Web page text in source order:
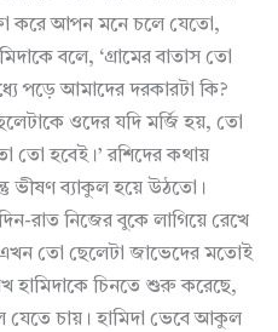
করে আপন মনে চলে যেতো,
বলে, ‘গ্রামের বাতাস তো
পড়ে আমাদের দরকারটা কি?
ওদের যদি মর্জি হয়, তো
তো হবেই।’ রশিদের কথায়
ভীষণ ব্যাকুল হয়ে উঠতো।
রাত নিজের বুকে লাগিয়ে রেখে
এখন তো ছেলেটা জাভেদের মতোই
হামিদাকে চিনতে শুরু করেছে,
যেতে চায়। হামিদা ভেবে আকুল